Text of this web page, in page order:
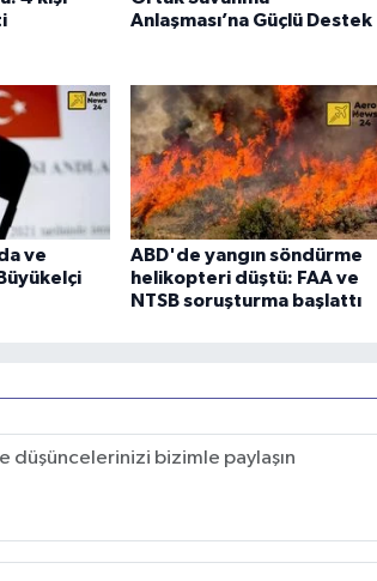
Anlaşması’na Güçlü Destek
ve
ABD'de yangın söndürme
helikopteri düştü: FAA ve
NTSB soruşturma başlattı